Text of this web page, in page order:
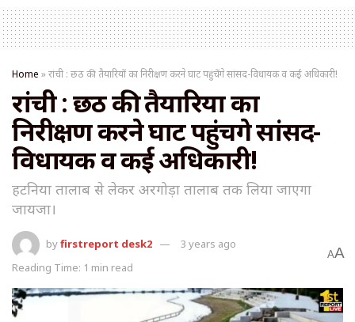
Home »रांची : छठ की तैयारियों का निरीक्षण करने घाट पहुंचेंगे सांसद-विधायक व कई अधिकारी!
रांची : छठ की तैयारियों का
निरीक्षण करने घाट पहुंचेंगे सांसद-
विधायक व कई अधिकारी!
हटनिया तालाब से लेकर अरगोड़ा तालाब तक लिया जाएगा
जायजा।
byfirstreport desk2
3 years ago
Reading Time: 1 min read
AA